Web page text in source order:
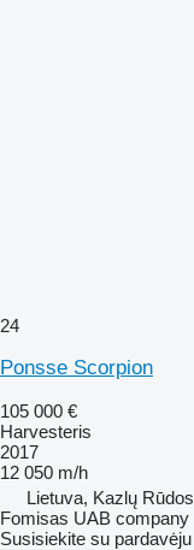
24
Ponsse Scorpion
105 000 €
Harvesteris
2017
12 050 m/h
Lietuva, Kazlų Rūdos
Fomisas UAB company
Susisiekite su pardavėju